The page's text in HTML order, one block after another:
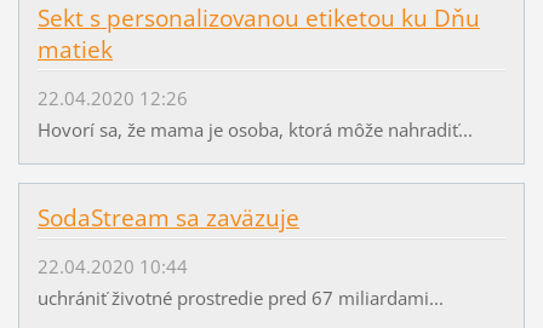
Sekt s personalizovanou etiketou ku Dňu
matiek
22.04.2020 12:26
Hovorí sa, že mama je osoba, ktorá môže nahradiť...
SodaStream sa zaväzuje
22.04.2020 10:44
uchrániť životné prostredie pred 67 miliardami...